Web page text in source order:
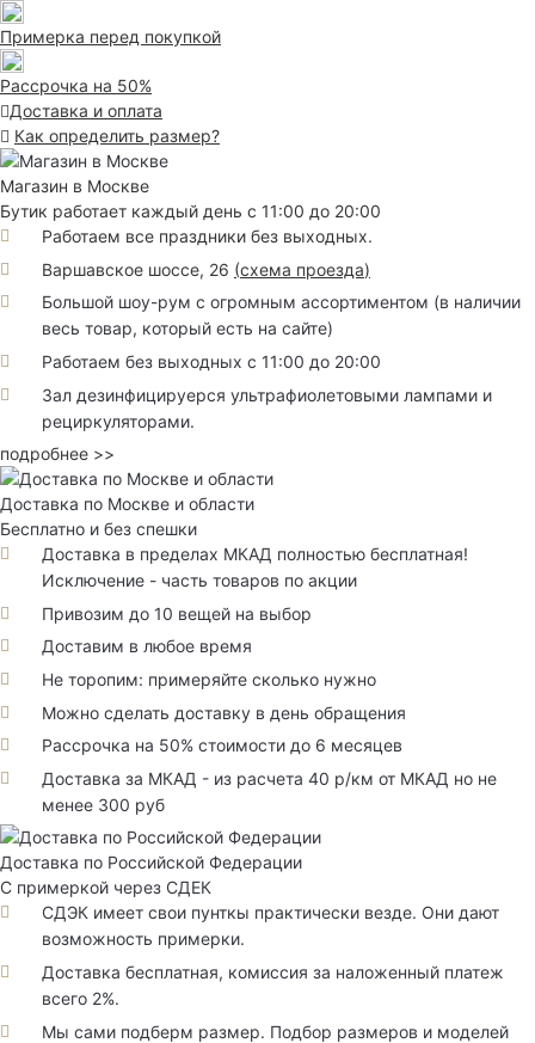
Примерка перед покупкой
Рассрочка на 50%
Доставка и оплата
Как определить размер?
Магазин в Москве
Бутик работает каждый день с 11:00 до 20:00
Работаем все праздники без выходных.
Варшавское шоссе, 26 (схема проезда)
Большой шоу-рум с огромным ассортиментом (в наличии
весь товар, который есть на сайте)
Работаем без выходных с 11:00 до 20:00
Зал дезинфицируерся ультрафиолетовыми лампами и
рециркуляторами.
подробнее >>
Доставка по Москве и области
Бесплатно и без спешки
Доставка в пределах МКАД полностью бесплатная!
Исключение - часть товаров по акции
Привозим до 10 вещей на выбор
Доставим в любое время
Не торопим: примеряйте сколько нужно
Можно сделать доставку в день обращения
Рассрочка на 50% стоимости до 6 месяцев
Доставка за МКАД - из расчета 40 р/км от МКАД но не
менее 300 руб
Доставка по Российской Федерации
С примеркой через СДЕК
СДЭК имеет свои пунткы практически везде. Они дают
возможность примерки.
Доставка бесплатная, комиссия за наложенный платеж
всего 2%.
Мы сами подберм размер. Подбор размеров и моделей